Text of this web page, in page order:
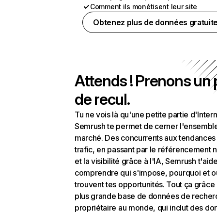
Comment ils monétisent leur site
Obtenez plus de données
Attends ! Prenons un
de recul.
Tu ne vois là qu'une petite partie
Semrush te permet de cerner
marché. Des concurrents aux
trafic, en passant par le référencement
et la visibilité grâce à l'IA, Semrush
comprendre qui s'impose, pourquoi et
trouvent tes opportunités. Tout ça grâce
plus grande base de données de
propriétaire au monde, qui inclut des